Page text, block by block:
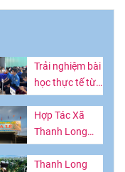
Trải nghiệm bài
học thực tế từ
vườn thanh
long
Hợp Tác Xã
Thanh Long
Sạch Hòa Lệ:
Nâng Tầm Tinh
Thanh Long